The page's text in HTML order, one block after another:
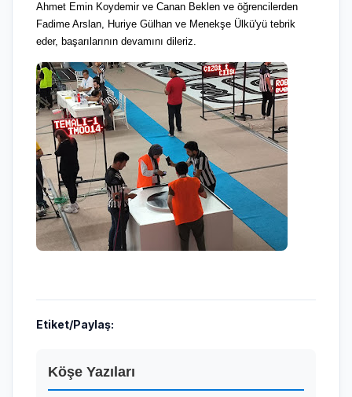
Ahmet Emin Koydemir ve Canan Beklen ve öğrencilerden
Fadime Arslan, Huriye Gülhan ve Menekşe Ülkü'yü tebrik
eder, başarılarının devamını dileriz.
Etiket/Paylaş:
Köşe Yazıları